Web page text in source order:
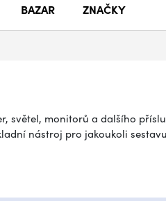
BAZAR ZNAČKY
světel, monitorů a dalšího
nástroj pro jakoukoli